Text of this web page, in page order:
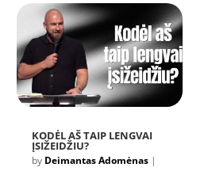
KODĖL AŠ TAIP LENGVAI
ĮSIŽEIDŽIU?
by Deimantas Adomėnas|